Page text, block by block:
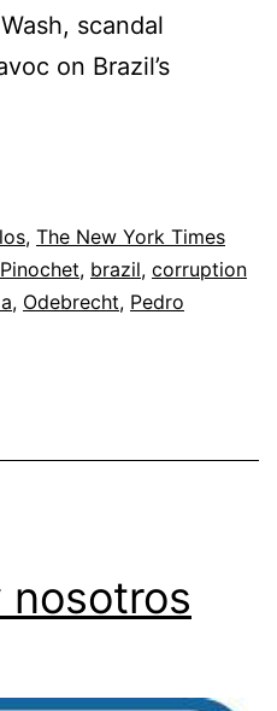
scandal
on Brazil’s
, The New York Times
, brazil, corruption
, Odebrecht, Pedro
nosotros